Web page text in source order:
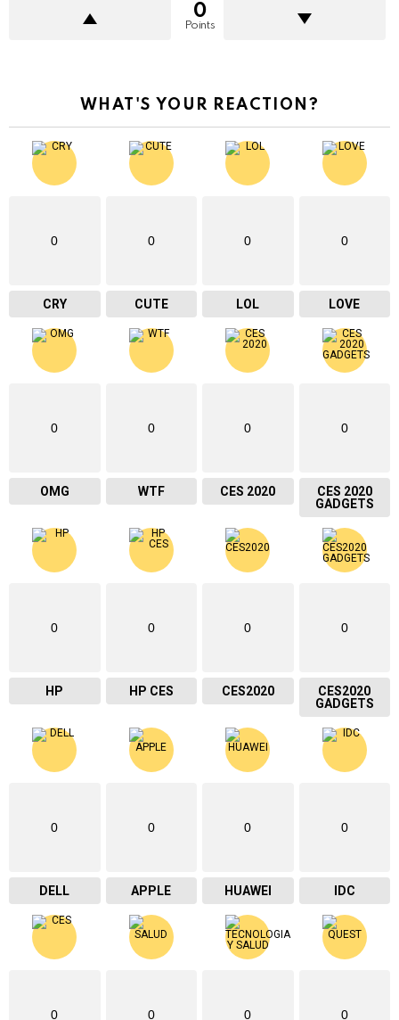
0
Points
WHAT'S YOUR REACTION?
0
CRY
0
CUTE
0
LOL
0
LOVE
0
OMG
0
WTF
0
CES 2020
0
CES 2020
GADGETS
0
HP
0
HP CES
0
CES2020
0
CES2020
GADGETS
0
DELL
0
APPLE
0
HUAWEI
0
IDC
0 0 0 0